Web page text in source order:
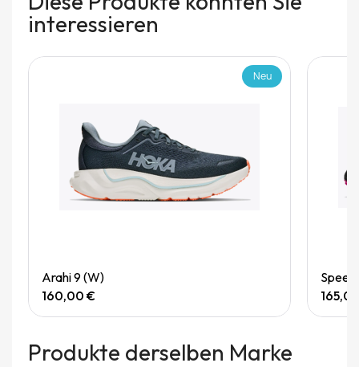
interessieren
Neu
Arahi 9 (W)
160,00 €
Produkte derselben Marke